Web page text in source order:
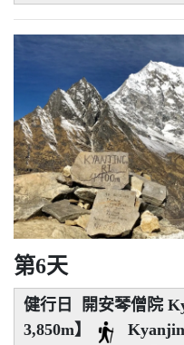
第6天
健行日 開安琴僧院
3,850m】